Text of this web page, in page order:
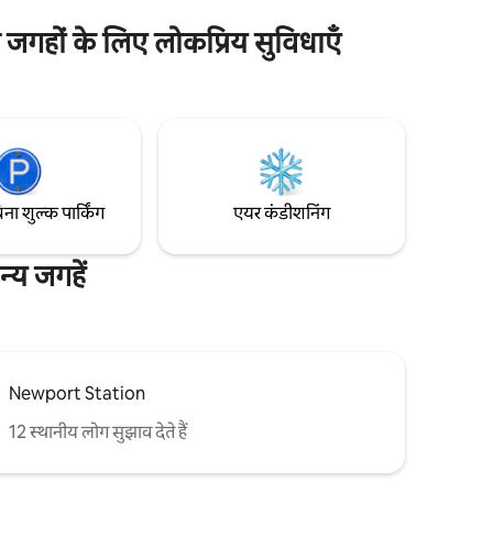
के लिए लोकप्रिय सुविधाएँ
शुल्क पार्किंग एयर कंडीशनिंग
जगहें
Newport Station
12 स्थानीय लोग सुझाव देते हैं